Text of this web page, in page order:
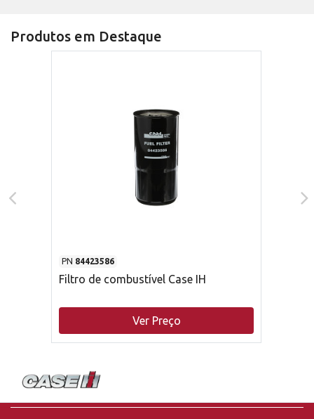
Produtos em Destaque
PN 84423586
Filtro de combustível Case IH
Ver Preço